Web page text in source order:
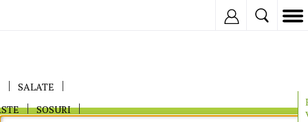
SALATE
SOSURI